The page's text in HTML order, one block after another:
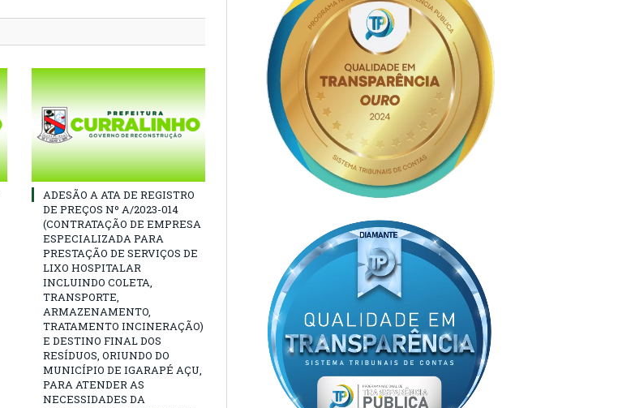
ADESÃO A ATA DE REGISTRO
DE PREÇOS Nº A/2023-014
(CONTRATAÇÃO DE EMPRESA
ESPECIALIZADA PARA
PRESTAÇÃO DE SERVIÇOS DE
LIXO HOSPITALAR
INCLUINDO COLETA,
TRANSPORTE,
ARMAZENAMENTO,
TRATAMENTO INCINERAÇÃO)
E DESTINO FINAL DOS
RESÍDUOS, ORIUNDO DO
MUNICÍPIO DE IGARAPÉ AÇU,
PARA ATENDER AS
NECESSIDADES DA